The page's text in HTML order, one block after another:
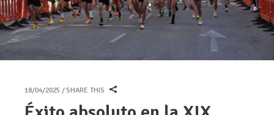
18/04/2025 SHARE THIS